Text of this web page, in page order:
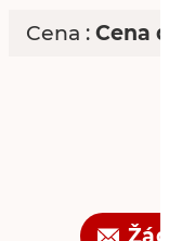
Cena : Cena